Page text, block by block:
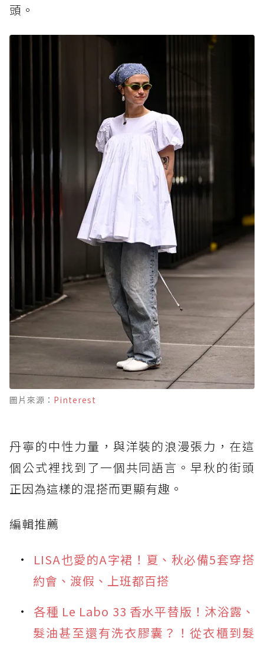
頭。
圖片來源： Pinterest
丹寧的中性力量，與洋裝的浪漫張力，在這
個公式裡找到了一個共同語言。早秋的街頭
正因為這樣的混搭而更顯有趣。
編輯推薦
LISA也愛的A字裙！夏、秋必備5套穿搭
約會、渡假、上班都百搭
各種 Le Labo 33 香水平替版！沐浴露、
髮油甚至還有洗衣膠囊？！從衣櫃到髮